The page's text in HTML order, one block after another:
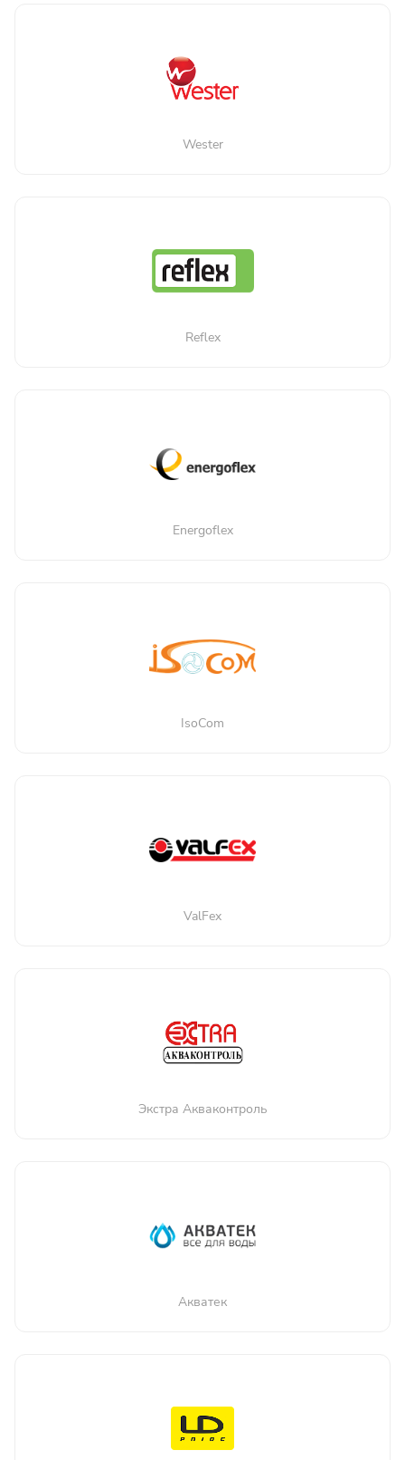
Wester
Reflex
Energoflex
IsoCom
ValFex
Экстра Акваконтроль
Акватек